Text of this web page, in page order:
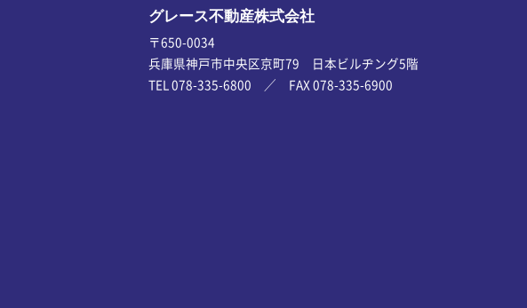
グレース不動産株式会社
〒650-0034
兵庫県神戸市中央区京町79 日本ビルヂング5階
TEL 078-335-6800 ／ FAX 078-335-6900